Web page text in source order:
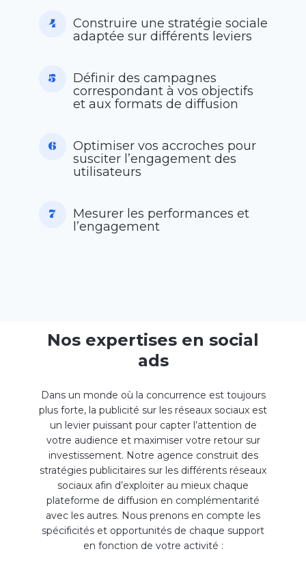
Construire une stratégie sociale
adaptée sur différents leviers
Définir des campagnes
correspondant à vos objectifs
et aux formats de diffusion
Optimiser vos accroches pour
susciter l’engagement des
utilisateurs
Mesurer les performances et
l’engagement
Nos expertises en social
ads
Dans un monde où la concurrence est toujours
plus forte, la publicité sur les réseaux sociaux est
un levier puissantpour capter l’attention de
votre audience et maximiser votre retour sur
investissement. Notre agence construit des
stratégies publicitaires sur les différents réseaux
sociaux afin d’exploiter au mieux chaque
plateforme de diffusion en complémentarité
avec les autres. Nous prenons en compte les
spécificités et opportunités de chaque support
en fonction de votre activité :